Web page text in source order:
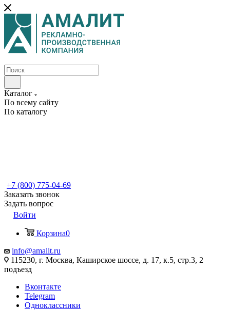
Каталог
По всему сайту
По каталогу
+7 (800) 775-04-69
Заказать звонок
Задать вопрос
Войти
Корзина0
info@amalit.ru
115230, г. Москва, Каширское шоссе, д. 17, к.5, стр.3, 2
подъезд
Вконтакте
Telegram
Одноклассники